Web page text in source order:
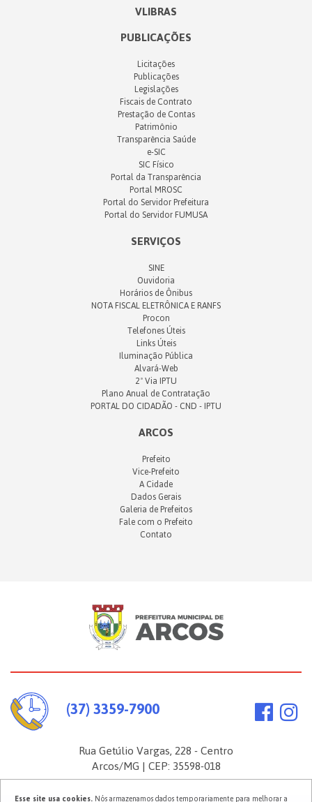
(37) 3359-7900
Rua Getúlio Vargas, 228 - Centro
Arcos/MG | CEP: 35598-018
VLIBRAS
PUBLICAÇÕES
Licitações
Publicações
Legislações
Fiscais de Contrato
Prestação de Contas
Patrimônio
Transparência Saúde
e-SIC
SIC Físico
Portal da Transparência
Portal MROSC
Portal do Servidor Prefeitura
Portal do Servidor FUMUSA
SERVIÇOS
SINE
Ouvidoria
Horários de Ônibus
NOTA FISCAL ELETRÔNICA E RANFS
Procon
Telefones Úteis
Links Úteis
Iluminação Pública
Alvará-Web
2ª Via IPTU
Plano Anual de Contratação
PORTAL DO CIDADÃO - CND - IPTU
ARCOS
Prefeito
Vice-Prefeito
A Cidade
Dados Gerais
Galeria de Prefeitos
Fale com o Prefeito
Contato
Esse site usa cookies.Nós armazenamos dados temporariamente para melhorar a